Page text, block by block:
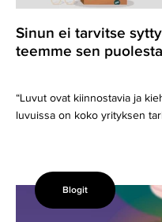
puolestasi!
Sinun ei tarvitse
teemme sen
“Luvut ovat kiinnostavia ja
luvuissa on koko yrityksen
Ketterä
budjetointi
Blogit